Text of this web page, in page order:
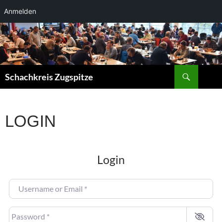
Anmelden
Schachkreis Zugspitze
LOGIN
Login
Username or Email
Password *